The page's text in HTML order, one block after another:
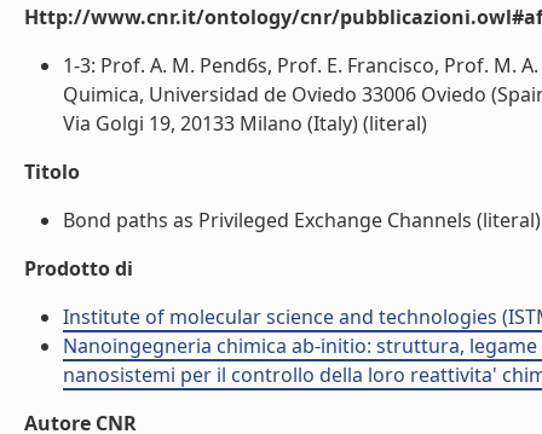
Http://www.cnr.it/ontology/cnr/
1-3: Prof. A. M. Pend6s, Prof. E. Francisco, Prof. M.
Quimica, Universidad de Oviedo 33006 Oviedo
Via Golgi 19, 20133 Milano (Italy) (literal)
Titolo
Bond paths as Privileged Exchange Channels (literal)
Prodotto di
Institute of molecular science and technologies
Nanoingegneria chimica ab-initio: struttura,
nanosistemi per il controllo della loro reattivita'
Autore CNR